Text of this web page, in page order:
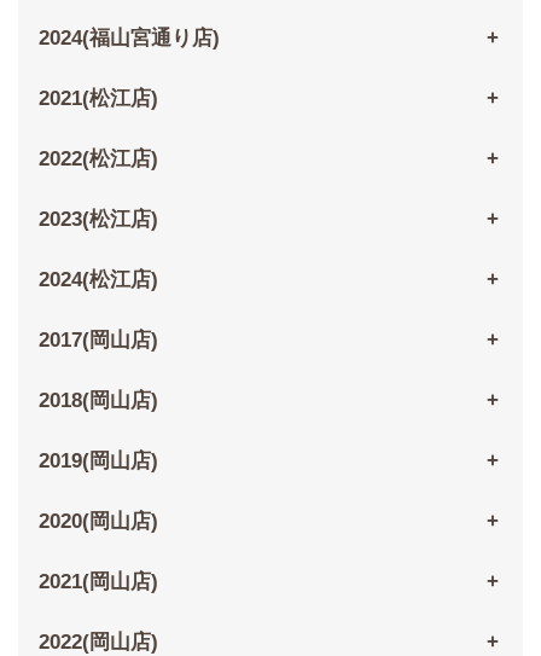
2024(福山宮通り店)
2021(松江店)
2022(松江店)
2023(松江店)
2024(松江店)
2017(岡山店)
2018(岡山店)
2019(岡山店)
2020(岡山店)
2021(岡山店)
2022(岡山店)